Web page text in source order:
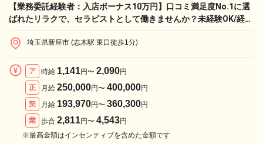
【業務委託経験者：入店ボーナス10万円】口コミ満足度No.1に選
ばれたリラクで、セラピストとして働きませんか？未経験OK/経験
埼玉県新座市 (志木駅 東口徒歩1分)
ア 時給 1,141円〜 2,090円
正
月給 250,000円〜 400,000円
契
月給 193,970円〜 360,300円
業
歩合 2,811円〜 4,543円
※最高金額はインセンティブを含めた金額です